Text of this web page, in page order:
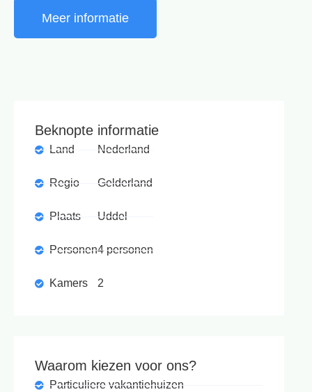
Meer informatie
Beknopte informatie
Land
Regio
Plaats
Personen
Kamers
Nederland
Gelderland
Uddel
4 personen
2
Waarom kiezen voor ons?
Particuliere vakantiehuizen